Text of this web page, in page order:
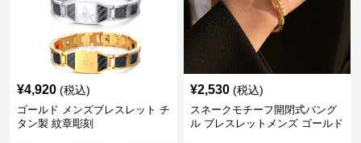
¥4,920 (税込)
ゴールド メンズブレスレット チ
タン製 紋章彫刻
¥2,530 (税込)
スネークモチーフ開閉式バング
ル ブレスレットメンズ ゴールド